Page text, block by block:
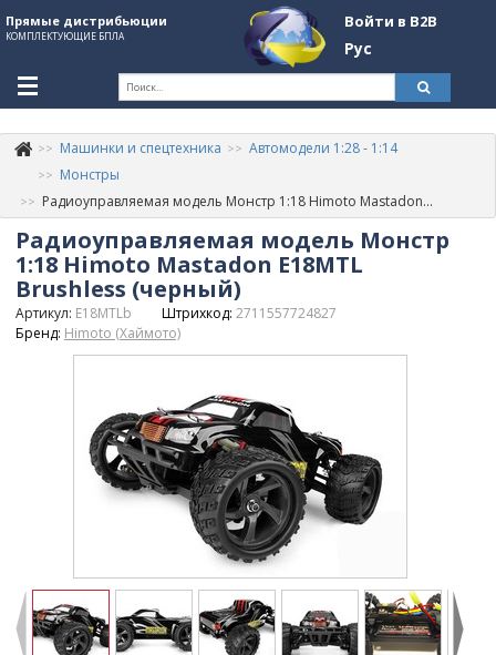
Прямые дистрибьюции
КОМПЛЕКТУЮЩИЕ БПЛА
Войти в B2B
Рус
+380507774092
Информация о компании
About Company
Обзоры
Категории
Стать партнером
Машинки и спецтехника
Автомодели 1:28 - 1:14
Монстры
Радиоуправляемая модель Монстр 1:18 Himoto Mastadon E18MTL Brushless (черный)
Радиоуправляемая модель Монстр
1:18 Himoto Mastadon E18MTL
Brushless (черный)
Артикул: E18MTLb Штрихкод: 2711557724827
Бренд: Himoto (Хаймото)